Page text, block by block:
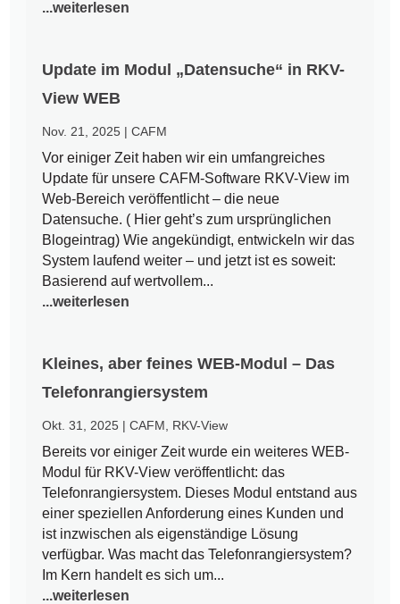
...weiterlesen
Update im Modul „Datensuche“ in RKV-
View WEB
Nov. 21, 2025 |CAFM
Vor einiger Zeit haben wir ein umfangreiches
Update für unsere CAFM-Software RKV-View im
Web-Bereich veröffentlicht – die neue
Datensuche. ( Hier geht’s zum ursprünglichen
Blogeintrag) Wie angekündigt, entwickeln wir das
System laufend weiter – und jetzt ist es soweit:
Basierend auf wertvollem...
...weiterlesen
Kleines, aber feines WEB-Modul – Das
Telefonrangiersystem
Okt. 31, 2025 |CAFM RKV-View
Bereits vor einiger Zeit wurde ein weiteres WEB-
Modul für RKV-View veröffentlicht: das
Telefonrangiersystem. Dieses Modul entstand aus
einer speziellen Anforderung eines Kunden und
ist inzwischen als eigenständige Lösung
verfügbar. Was macht das Telefonrangiersystem?
Im Kern handelt es sich um...
...weiterlesen